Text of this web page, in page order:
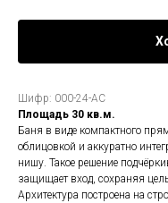
Шифр: 000-24-АС
Площадь 30 кв.м.
Баня в виде компактного
облицовкой и аккуратно
нишу. Такое решение
защищает вход, сохраняя
Архитектура построена на